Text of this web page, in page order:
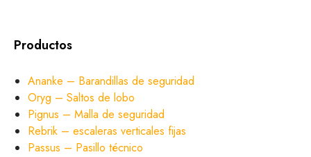
Productos
Ananke – Barandillas de seguridad
Oryg – Saltos de lobo
Pignus – Malla de seguridad
Rebrik – escaleras verticales fijas
Passus – Pasillo técnico